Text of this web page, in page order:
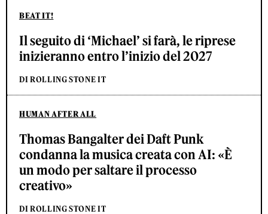
BEAT IT!
Il seguito di ‘Michael’ si farà, le riprese
inizieranno entro l’inizio del 2027
DI ROLLING STONE IT
HUMAN AFTER ALL
Thomas Bangalter dei Daft Punk
condanna la musica creata con AI: «È
un modo per saltare il processo
creativo»
DI ROLLING STONE IT